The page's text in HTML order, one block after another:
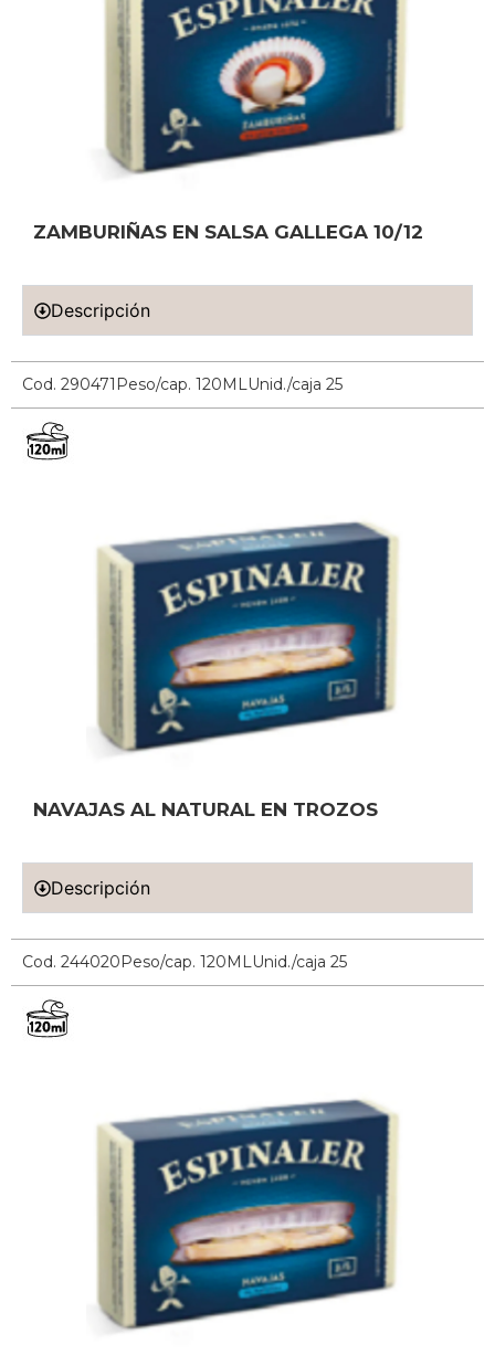
ZAMBURIÑAS EN SALSA GALLEGA 10/12
Descripción
Cod. 290471 Peso/cap. 120MLUnid./caja 25
NAVAJAS AL NATURAL EN TROZOS
Descripción
Cod. 244020Peso/cap. 120MLUnid./caja 25